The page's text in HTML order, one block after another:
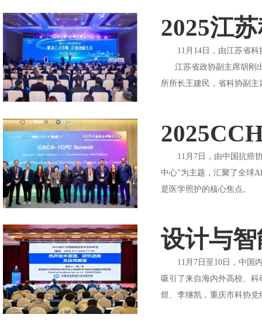
2025江
11月14日，由江苏省科
江苏省政协副主席胡刚出
所所长王建民，省科协副
11月7日，由中国抗癌协
中心”为主题，汇聚了全球
是医学照护的核心焦点。
设计与
11月7日至10日，中国内
吸引了来自海内外高校、
煜、李继凯，重庆市科协